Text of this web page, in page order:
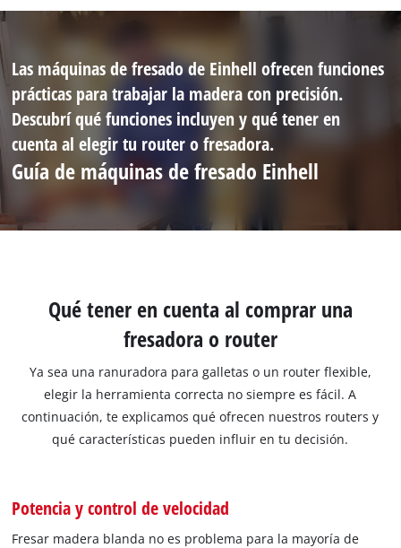
Las máquinas de fresado de Einhell ofrecen funciones
prácticas para trabajar la madera con precisión.
Descubrí qué funciones incluyen y qué tener en
cuenta al elegir tu router o fresadora.
Guía de máquinas de fresado Einhell
Qué tener en cuenta al comprar una
fresadora o router
Ya sea una ranuradora para galletas o un router flexible,
elegir la herramienta correcta no siempre es fácil. A
continuación, te explicamos qué ofrecen nuestros routers y
qué características pueden influir en tu decisión.
Potencia y control de velocidad
Fresar madera blanda no es problema para la mayoría de